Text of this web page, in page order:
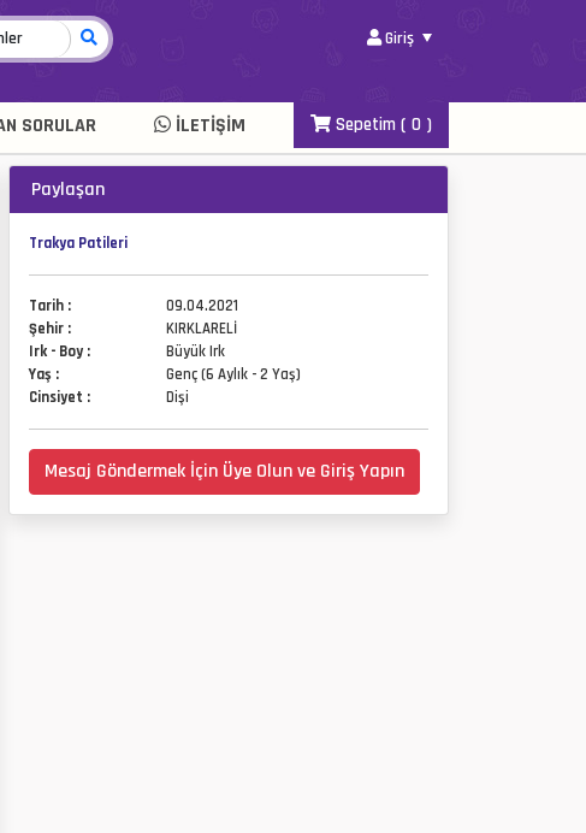
Giriş
SORULAR İLETIŞIM Sepetim ( 0)
Paylaşan
Trakya Patileri
Tarih :
09.04.2021
Şehir :
KIRKLARELİ
Irk - Boy :
Büyük Irk
Yaş :
Genç (6 Aylık - 2 Yaş)
Cinsiyet :
Dişi
Mesaj Göndermek İçin Üye Olun ve Giriş Yapın